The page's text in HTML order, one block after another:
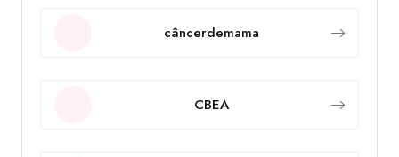
câncerdemama
CBEA